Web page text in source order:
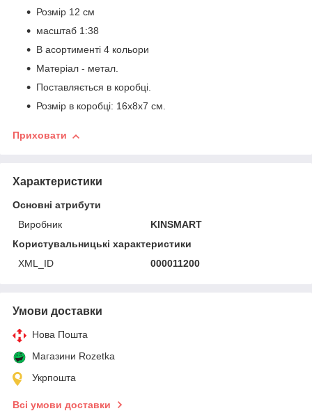
Розмір 12 см
масштаб 1:38
В асортименті 4 кольори
Матеріал - метал.
Поставляється в коробці.
Розмір в коробці: 16х8х7 см.
Приховати
Характеристики
Основні атрибути
Виробник
KINSMART
Користувальницькі характеристики
XML_ID
000011200
Умови доставки
Нова Пошта
Магазини Rozetka
Укрпошта
Всі умови доставки